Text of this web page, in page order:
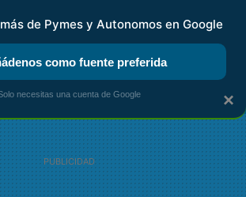
KIT DIGITAL RENTA
×
de Pymes y Autonomos en Google
como fuente preferida
necesitas una cuenta de Google